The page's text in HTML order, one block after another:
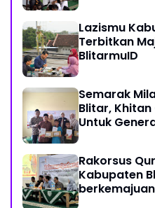
Lazismu
Terbitkan
BlitarmuID
Semarak
Blitar,
Untuk
‎Rakorsus
Kabupaten